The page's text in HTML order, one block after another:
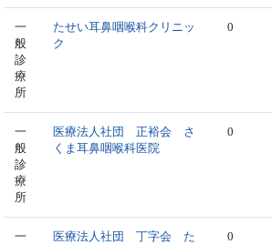
一
般
診
療
所
たせい耳鼻咽喉科クリニッ
ク
0
一
般
診
療
所
医療法人社団 正裕会 さ
くま耳鼻咽喉科医院
0
一
医療法人社団 丁字会 た
0